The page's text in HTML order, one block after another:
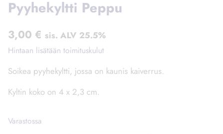
Pyyhekyltti Peppu
3,00 € sis. ALV 25.5%
Hintaan lisätään toimituskulut
Soikea pyyhekyltti, jossa on kaunis kaiverrus.
Kyltin koko on 4 x 2,3 cm.
Varastossa